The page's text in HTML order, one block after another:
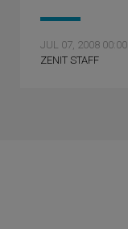
JUL 07, 2008 00:00
ZENIT STAFF